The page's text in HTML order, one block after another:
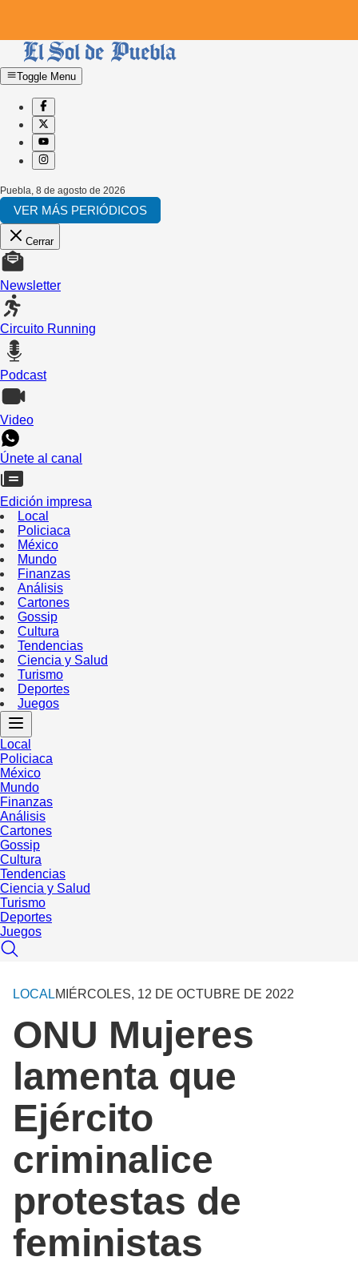
Toggle Menu
Puebla 8 de agosto de 2026
VER MÁS PERIÓDICOS
Cerrar
Newsletter
Circuito Running
Podcast
Video
Únete al canal
Edición impresa
Local
Policiaca
México
Mundo
Finanzas
Análisis
Cartones
Gossip
Cultura
Tendencias
Ciencia y Salud
Turismo
Deportes
Juegos
Local
Policiaca
México
Mundo
Finanzas
Análisis
Cartones
Gossip
Cultura
Tendencias
Ciencia y Salud
Turismo
Deportes
Juegos
LOCALMIÉRCOLES, 12 DE OCTUBRE DE 2022
ONU Mujeres
lamenta que
Ejército
criminalice
protestas de
feministas